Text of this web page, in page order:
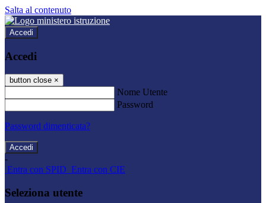
Salta al contenuto
Accedi
Accedi
button close ×
Nome Utente
Password
Password dimenticata?
-
Entra con SPID Entra con CIE
Seleziona utente